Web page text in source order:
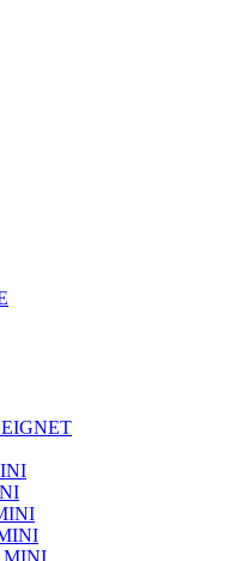
MINI